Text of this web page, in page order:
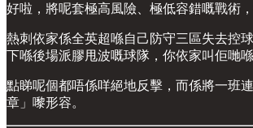
好啦，將呢套極高風險、極低容錯嘅戰術
熱刺依家係全英超喺自己防守三區失去控
下喺後場派膠甩波嘅球隊，你依家叫佢哋
點睇呢個都唔係咩絕地反擊，而係將一班
章」嚟形容。